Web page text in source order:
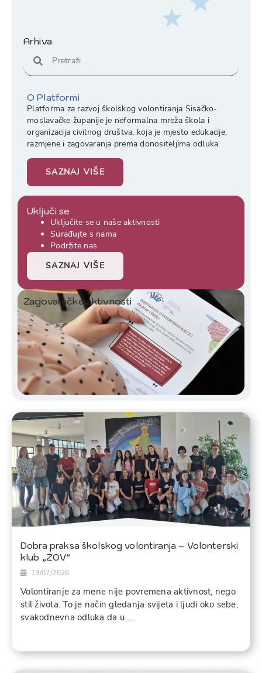
Arhiva
O Platformi
Platforma za razvoj školskog volontiranja Sisačko-
moslavačke županije je neformalna mreža škola i
organizacija civilnog društva, koja je mjesto edukacije,
razmjene i zagovaranja prema donositeljima odluka.
SAZNAJ VIŠE
Uključi se
Uključite se u naše aktivnosti
Surađujte s nama
Podržite nas
SAZNAJ VIŠE
Zagovaračke aktivnosti
Dobra praksa školskog volontiranja – Volonterski
klub „ZOV“
13/07/2026
Volontiranje za mene nije povremena aktivnost, nego
stil života. To je način gledanja svijeta i ljudi oko sebe,
svakodnevna odluka da u …